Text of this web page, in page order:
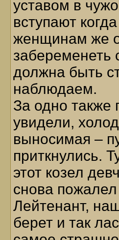
уставом в
вступают
женщинам же
забеременеть
должна быть
наблюдаем.
За одно также
увидели,
выносимая –
приткнулись.
этот козел
снова
Лейтенант,
берет и так